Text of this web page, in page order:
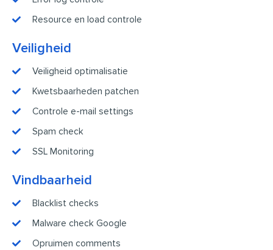
Resource en load controle
Veiligheid
Veiligheid optimalisatie
Kwetsbaarheden patchen
Controle e-mail settings
Spam check
SSL Monitoring
Vindbaarheid
Blacklist checks
Malware check Google
Opruimen comments